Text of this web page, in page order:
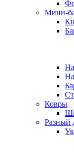
Мини-
Ковры
Разный